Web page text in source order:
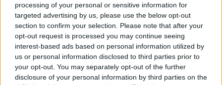
processing of your personal or sensitive information for
targeted advertising by us, please use the below opt-out
section to confirm your selection. Please note that after your
opt-out request is processed you may continue seeing
interest-based ads based on personal information utilized by
us or personal information disclosed to third parties prior to
your opt-out. You may separately opt-out of the further
disclosure of your personal information by third parties on the
Sony lägger bud på
Tamron – kan vara värt
12 miljarder kronor
OM System lanserar